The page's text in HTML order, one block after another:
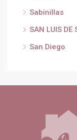
Sabinillas
SAN LUIS DE
San Diego